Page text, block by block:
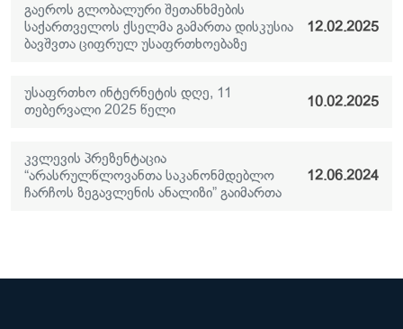
გაეროს გლობალური შეთანხმების
საქართველოს ქსელმა გამართა დისკუსია
ბავშვთა ციფრულ უსაფრთხოებაზე
12.02.2025
უსაფრთხო ინტერნეტის დღე, 11
თებერვალი 2025 წელი
10.02.2025
კვლევის პრეზენტაცია
“არასრულწლოვანთა საკანონმდებლო
ჩარჩოს ზეგავლენის ანალიზი” გაიმართა
12.06.2024